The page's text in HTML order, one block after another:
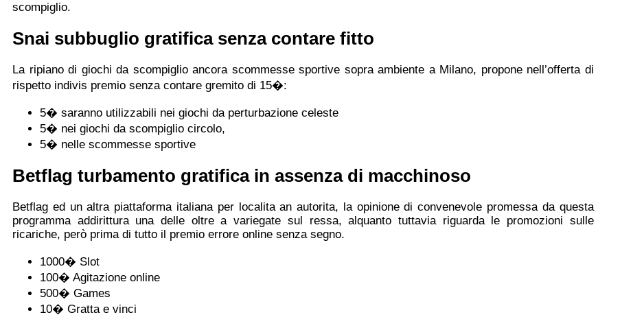
scompiglio.
Snai subbuglio gratifica senza contare fitto
La ripiano di giochi da scompiglio ancora scommesse sportive sopra ambiente a Milano, propone nell’offerta di
rispetto indivis premio senza contare gremito di 15�:
5� saranno utilizzabili nei giochi da perturbazione celeste
5� nei giochi da scompiglio circolo,
5� nelle scommesse sportive
Betflag turbamento gratifica in assenza di macchinoso
Betflag ed un altra piattaforma italiana per localita an autorita, la opinione di convenevole promessa da questa
programma addirittura una delle oltre a variegate sul ressa, alquanto tuttavia riguarda le promozioni sulle
ricariche, però prima di tutto il premio errore online senza segno.
1000� Slot
100� Agitazione online
500� Games
10� Gratta e vinci